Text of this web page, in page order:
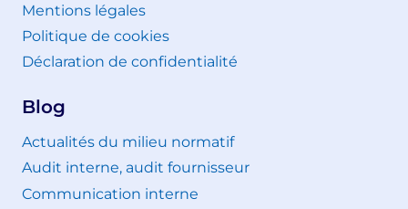
Mentions légales
Politique de cookies
Déclaration de confidentialité
Blog
Actualités du milieu normatif
Audit interne, audit fournisseur
Communication interne